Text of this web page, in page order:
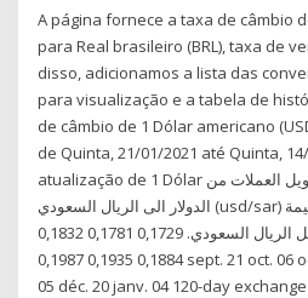
A página fornece a taxa de câmbio
para Real brasileiro (BRL), taxa de
disso, adicionamos a lista das
para visualização e a tabela de
de câmbio de 1 Dólar americano
de Quinta, 21/01/2021 até Quinta,
atualização de 1 Dólar موقع اخبار اليوم يقدم أداة تحويل العملات من
الدولار الى الريال السعودي (usd/sar) ليمكنكم من معرفة كم تبلغ قيمة
سعر صرف عملة الدولار مقابل الريال السعودي. 0,1729 0,1781 0,1832
0,1884 0,1935 0,1987 sept. 21 oct. 06 oct. 21 nov. 05 nov. 20 déc.
05 déc. 20 janv. 04 120-day